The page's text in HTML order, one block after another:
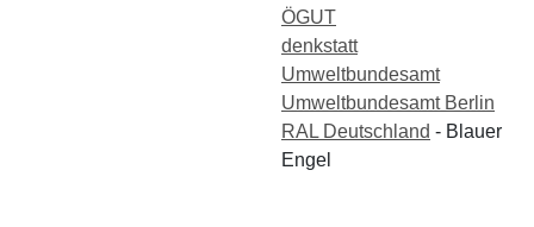
ÖGUT
denkstatt
Umweltbundesamt
Umweltbundesamt Berlin
RAL Deutschland - Blauer
Engel